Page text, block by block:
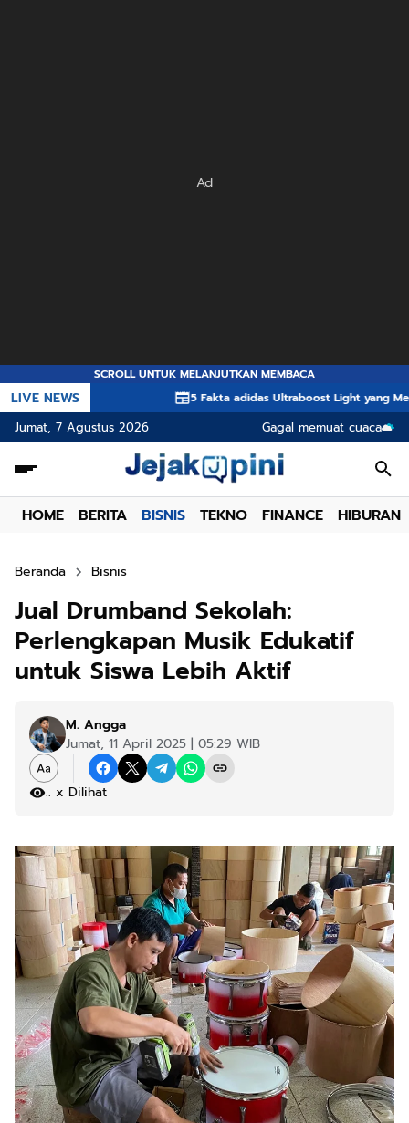
Ad
SCROLL UNTUK MELANJUTKAN MEMBACA
LIVE NEWS 5 Fakta adidas Ultraboost Light yang
Jumat, 7 Agustus 2026 Gagal memuat cuaca
HOME BERITA BISNIS TEKNO FINANCE HIBURAN
Beranda Bisnis
Jual Drumband Sekolah:
Perlengkapan Musik Edukatif
untuk Siswa Lebih Aktif
M. Angga
Jumat, 11 April 2025 | 05:29 WIB
.x Dilihat